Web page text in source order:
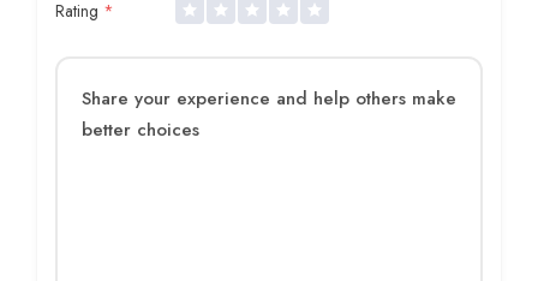
Rating *